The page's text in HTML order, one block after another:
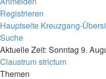
Registrieren
Hauptseite Kreuzgang-
Suche
Aktuelle Zeit: Sonntag 9.
Claustrum strictum
Themen